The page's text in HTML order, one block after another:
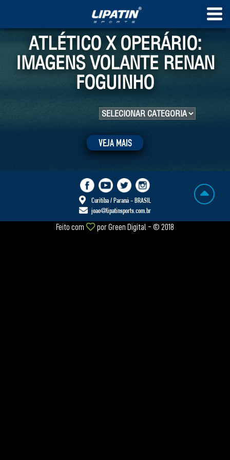
ATLÉTICO X OPERÁRIO:
IMAGENS VOLANTE RENAN
FOGUINHO
VEJA MAIS
Curitiba / Paraná - BRASIL
joao@lipatinsports.com.br
Feito com porGreen Digital - © 2018